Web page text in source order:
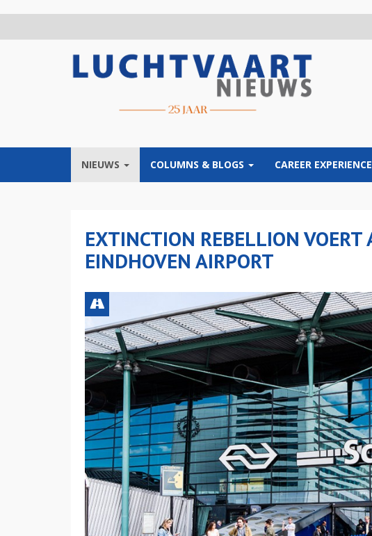
NIEUWS COLUMNS & BLOGS CAREER EXPERIENCE
EXTINCTION REBELLION VOERT
EINDHOVEN AIRPORT